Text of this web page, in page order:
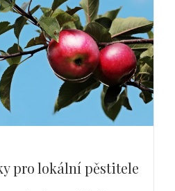
pro lokální pěstitele